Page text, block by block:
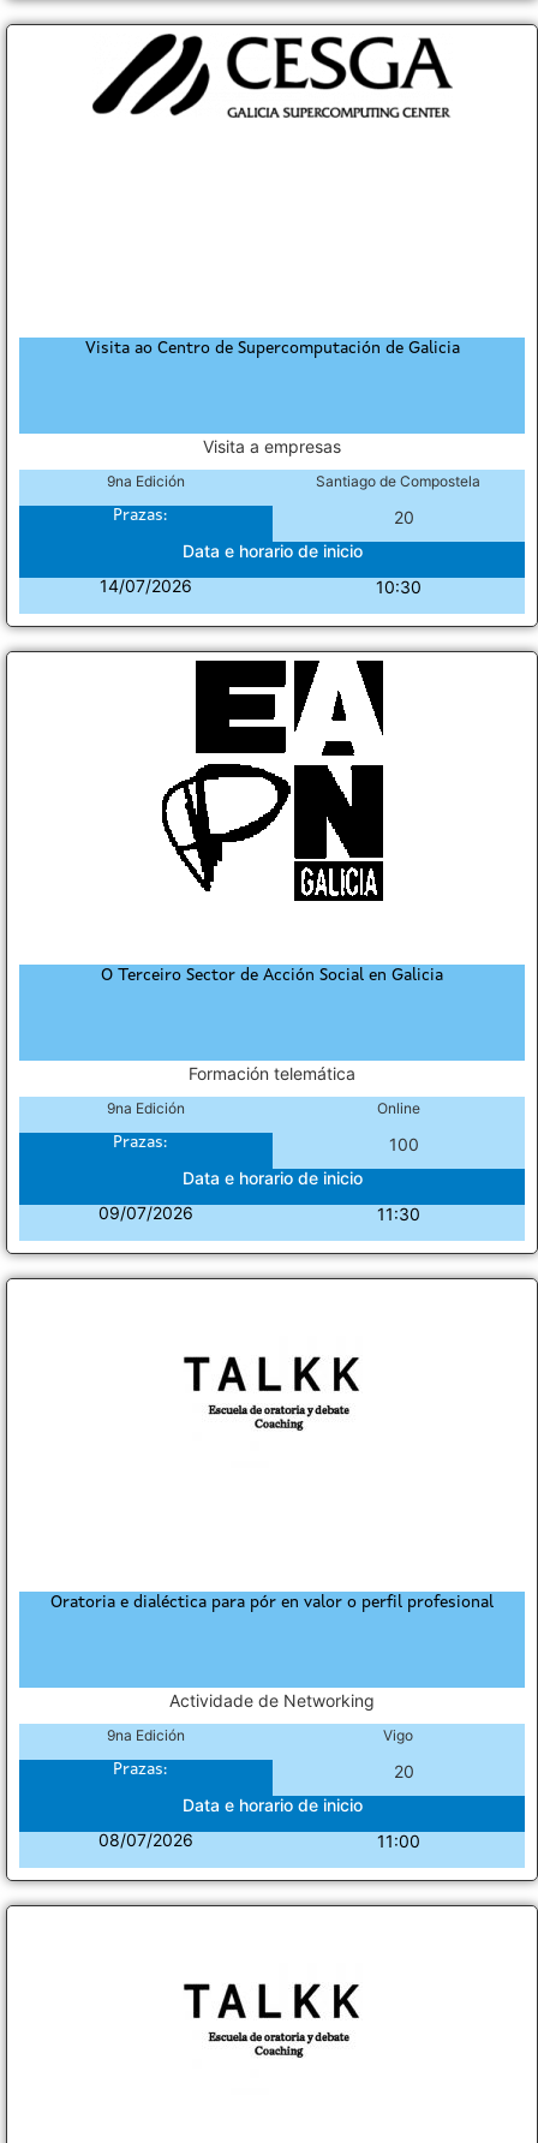
Visita ao Centro de Supercomputación de Galicia
Visita a empresas
9na Edición Santiago de Compostela
Prazas:
20
Data e horario de inicio
14/07/2026
10:30
O Terceiro Sector de Acción Social en Galicia
Formación telemática
9na Edición Online
Prazas:
100
Data e horario de inicio
09/07/2026
11:30
Oratoria e dialéctica para pór en valor o perfil profesional
Actividade de Networking
9na Edición Vigo
Prazas:
20
Data e horario de inicio
08/07/2026
11:00